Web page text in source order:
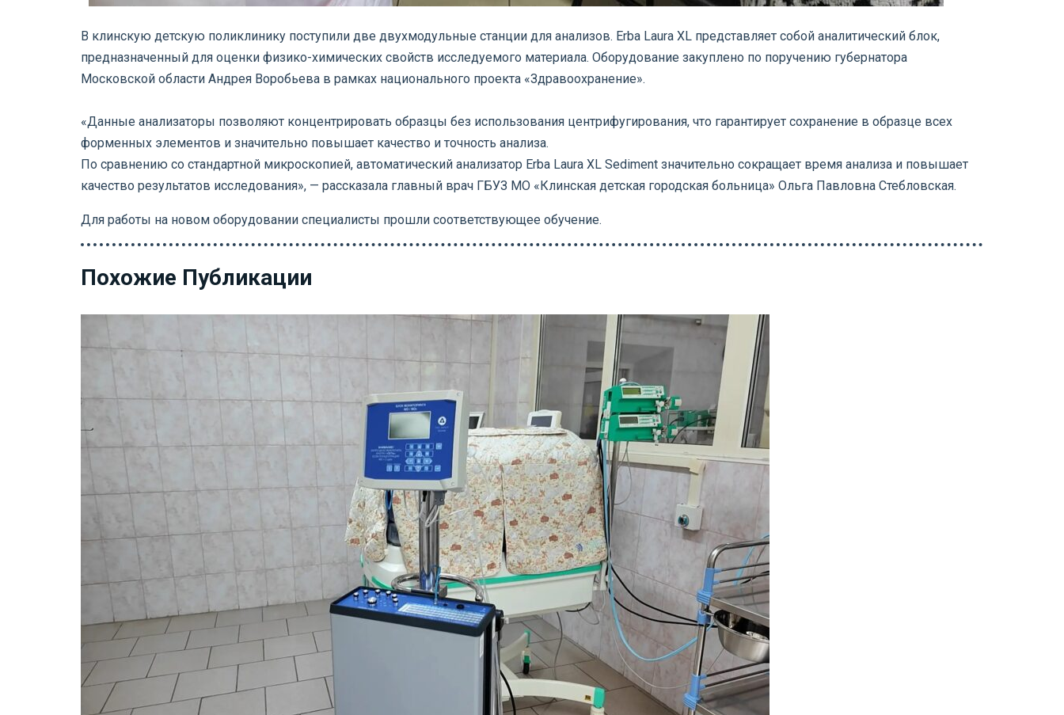
В клинскую детскую поликлинику поступили две двухмодульные станции для анализов. Erba Laura XL представляет собой аналитический блок,
предназначенный для оценки физико-химических свойств исследуемого материала. Оборудование закуплено по поручению губернатора
Московской области Андрея Воробьева в рамках национального проекта «Здравоохранение».
«Данные анализаторы позволяют концентрировать образцы без использования центрифугирования, что гарантирует сохранение в образце всех
форменных элементов и значительно повышает качество и точность анализа.
По сравнению со стандартной микроскопией, автоматический анализатор Erba Laura XL Sediment значительно сокращает время анализа и повышает
качество результатов исследования», — рассказала главный врач ГБУЗ МО «Клинская детская городская больница» Ольга Павловна Стебловская.
Для работы на новом оборудовании специалисты прошли соответствующее обучение.
Похожие Публикации